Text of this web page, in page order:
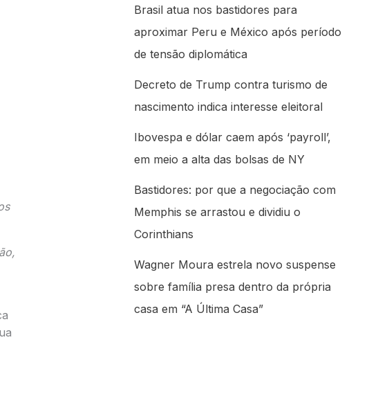
Brasil atua nos bastidores para
aproximar Peru e México após período
de tensão diplomática
Decreto de Trump contra turismo de
nascimento indica interesse eleitoral
Ibovespa e dólar caem após ‘payroll’,
em meio a alta das bolsas de NY
Bastidores: por que a negociação com
Memphis se arrastou e dividiu o
Corinthians
Wagner Moura estrela novo suspense
sobre família presa dentro da própria
casa em “A Última Casa”